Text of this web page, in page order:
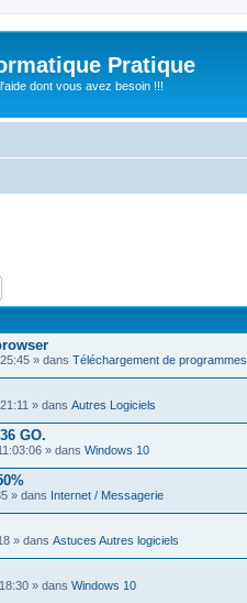
Pratique
dont vous avez besoin !!!
» dans Téléchargement de programmes
» dans Autres Logiciels
GO.
» dans Windows 10
» dans Internet / Messagerie
» dans Astuces Autres logiciels
» dans Windows 10